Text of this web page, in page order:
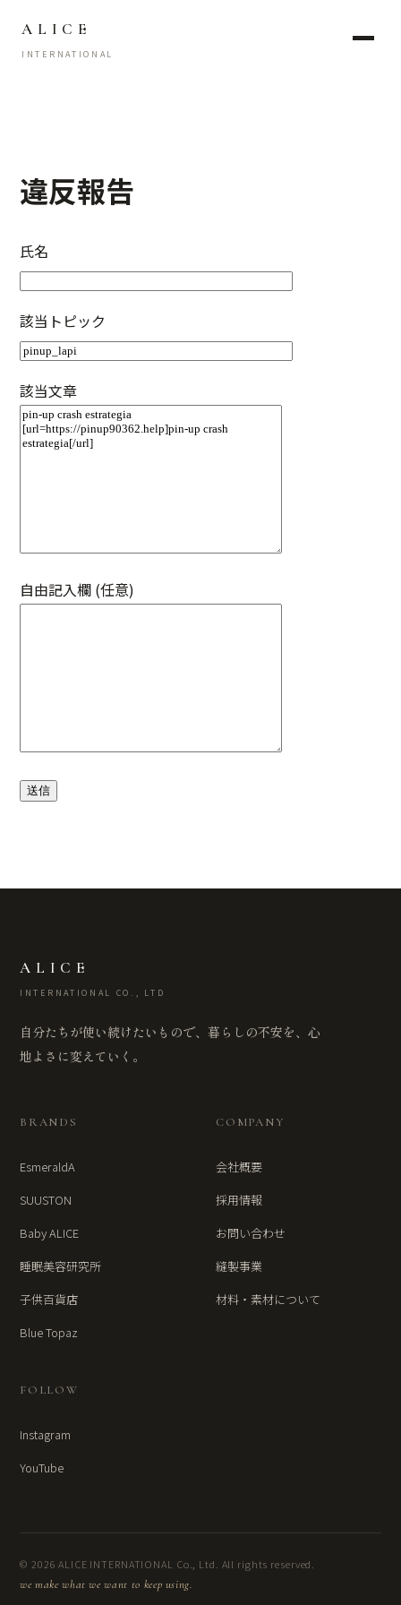
ALICE
INTERNATIONAL
違反報告
氏名
該当トピック
該当文章
自由記入欄 (任意)
ALICE
INTERNATIONAL CO., LTD
自分たちが使い続けたいもので、暮らしの不安を、心
地よさに変えていく。
BRANDS
EsmeraldA
SUUSTON
Baby ALICE
睡眠美容研究所
子供百貨店
Blue Topaz
COMPANY
会社概要
採用情報
お問い合わせ
縫製事業
材料・素材について
FOLLOW
Instagram
YouTube
© 2026 ALICE INTERNATIONAL Co., Ltd. All rights reserved.
we make what we want to keep using.